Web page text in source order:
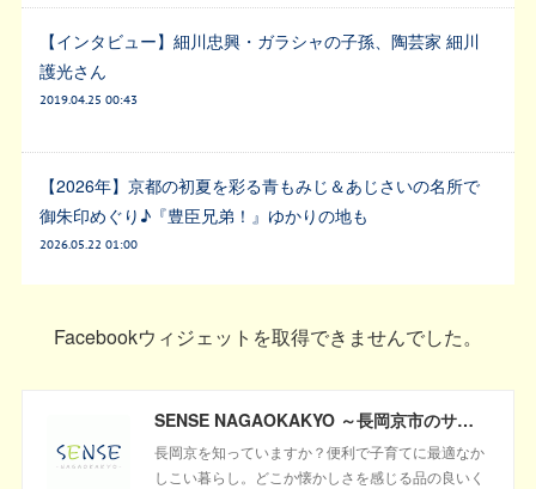
【インタビュー】細川忠興・ガラシャの子孫、陶芸家 細川
護光さん
2019.04.25 00:43
【2026年】京都の初夏を彩る青もみじ＆あじさいの名所で
御朱印めぐり♪『豊臣兄弟！』ゆかりの地も
2026.05.22 01:00
Facebookウィジェットを取得できませんでした。
SENSE NAGAOKAKYO ～長岡京市のサブサイト～
長岡京を知っていますか？便利で子育てに最適なか
しこい暮らし。どこか懐かしさを感じる品の良いく